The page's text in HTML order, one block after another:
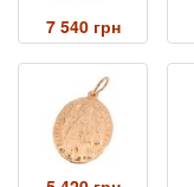
7 540 грн